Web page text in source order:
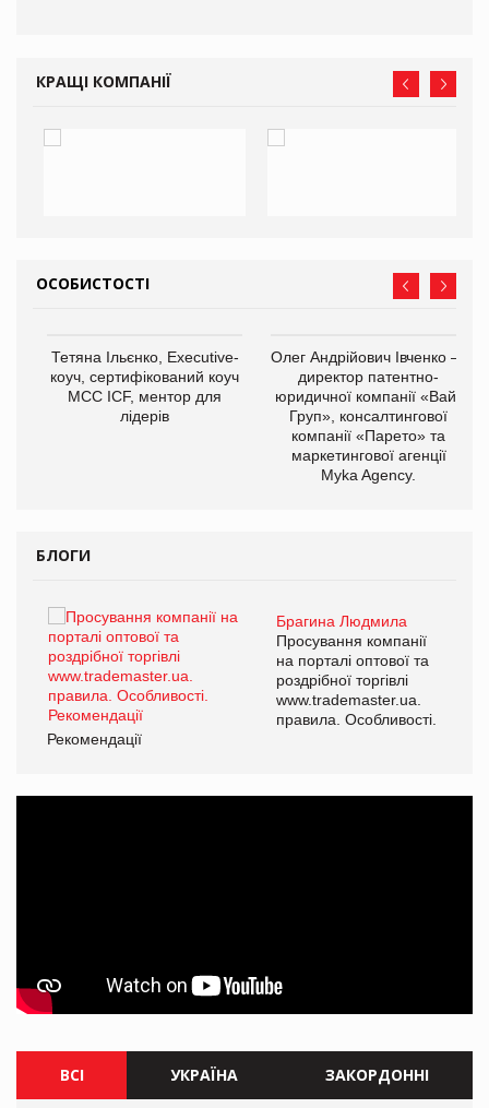
КРАЩІ КОМПАНІЇ
ОСОБИСТОСТІ
Тетяна Ільєнко, Executive-
коуч, сертифікований коуч
МСС ICF, ментор для
лідерів
Олег Андрійович Івченко —
директор патентно-
юридичної компанії «Вайз
Груп», консалтингової
компанії «Парето» та
маркетингової агенції
Myka Agency.
БЛОГИ
Брагина Людмила
Просування компанії
на порталі оптової та
роздрібної торгівлі
www.trademaster.ua.
правила. Особливості.
Рекомендації
ВСІ УКРАЇНА ЗАКОРДОННІ